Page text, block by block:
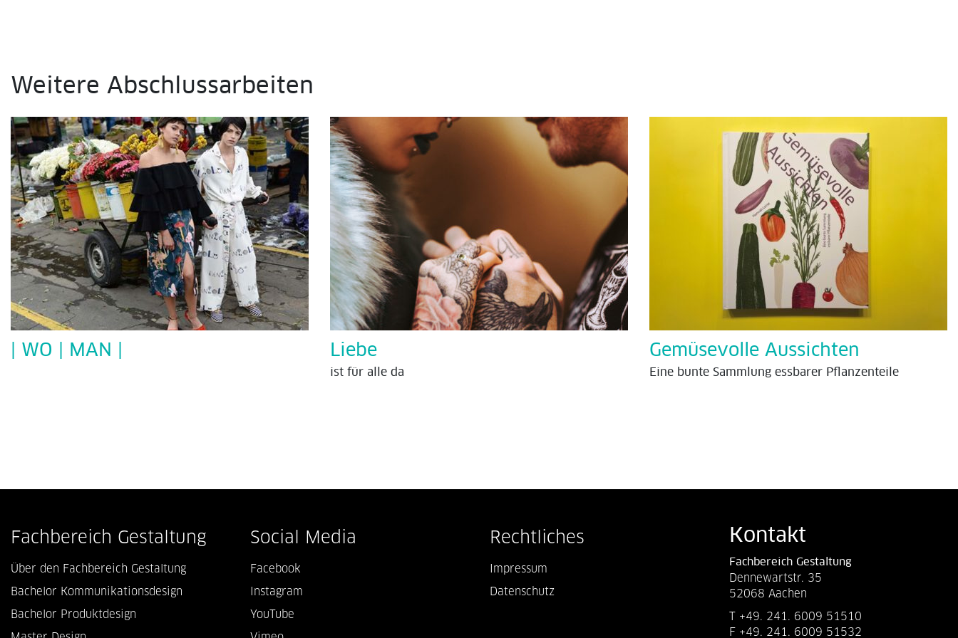
Weitere Abschlussarbeiten
| WO | MAN | Liebe
ist für alle da
Gemüsevolle Aussichten
Eine bunte Sammlung essbarer Pflanzenteile
Fachbereich Gestaltung
Über den Fachbereich Gestaltung
Bachelor Kommunikationsdesign
Bachelor Produktdesign
Social Media
Facebook
Instagram
YouTube
Rechtliches
Impressum
Datenschutz
Kontakt
Fachbereich Gestaltung
Dennewartstr. 35
52068 Aachen
T +49. 241. 6009 51510
F +49. 241. 6009 51532